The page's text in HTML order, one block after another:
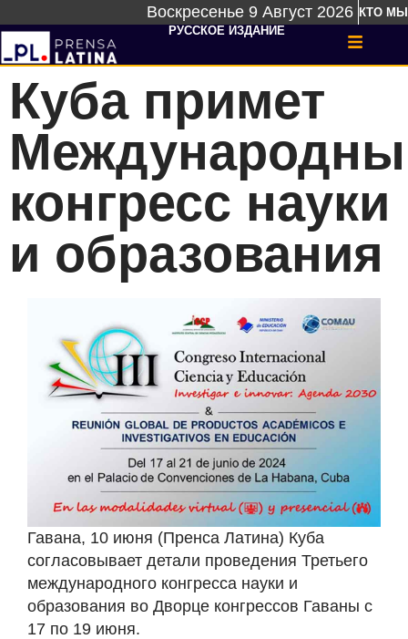
Воскресенье 9 Август 2026 КТО МЫ
РУССКОЕ ИЗДАНИЕ
Куба примет
конгресс науки
и образования
Гавана, 10 июня (Пренса Латина) Куба
согласовывает детали проведения Третьего
международного конгресса науки и
образования во Дворце конгрессов Гаваны с
17 по 19 июня.